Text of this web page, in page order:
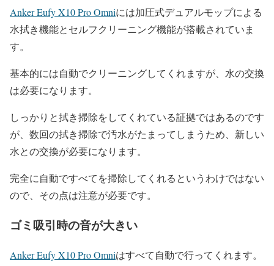
Anker Eufy X10 Pro Omniには加圧式デュアルモップによる
水拭き機能とセルフクリーニング機能が搭載されていま
す。
基本的には自動でクリーニングしてくれますが、水の交換
は必要になります。
しっかりと拭き掃除をしてくれている証拠ではあるのです
が、数回の拭き掃除で汚水がたまってしまうため、新しい
水との交換が必要になります。
完全に自動ですべてを掃除してくれるというわけではない
ので、その点は注意が必要です。
ゴミ吸引時の音が大きい
Anker Eufy X10 Pro Omniはすべて自動で行ってくれます。